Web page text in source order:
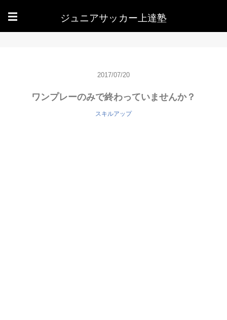
☰ ジュニアサッカー上達塾
2017/07/20
ワンプレーのみで終わっていませんか？
スキルアップ